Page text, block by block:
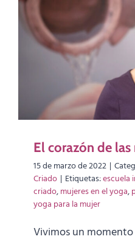
El corazón de las
15 de marzo de 2022 |
Criado | Etiquetas:escuela
criado,mujeres en el yoga,
yoga para la mujer
Vivimos un